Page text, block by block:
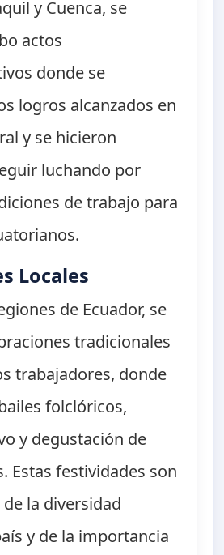
y Cuenca, se
actos
donde se
logros alcanzados en
y se hicieron
luchando por
de trabajo para
Locales
de Ecuador, se
tradicionales
trabajadores, donde
folclóricos,
y degustación de
Estas festividades son
la diversidad
y de la importancia